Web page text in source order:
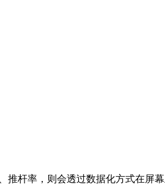
杆率，则会透过数据化方式在屏